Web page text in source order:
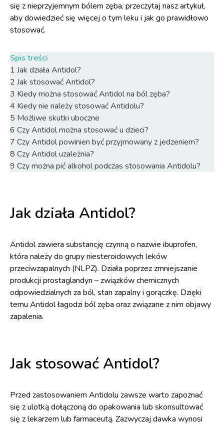
się z nieprzyjemnym bólem zęba, przeczytaj nasz artykuł,
aby dowiedzieć się więcej o tym leku i jak go prawidłowo
stosować.
Spis treści
1 Jak działa Antidol?
2 Jak stosować Antidol?
3 Kiedy można stosować Antidol na ból zęba?
4 Kiedy nie należy stosować Antidolu?
5 Możliwe skutki uboczne
6 Czy Antidol można stosować u dzieci?
7 Czy Antidol powinien być przyjmowany z jedzeniem?
8 Czy Antidol uzależnia?
9 Czy można pić alkohol podczas stosowania Antidolu?
Jak działa Antidol?
Antidol zawiera substancję czynną o nazwie ibuprofen,
która należy do grupy niesteroidowych leków
przeciwzapalnych (NLPZ). Działa poprzez zmniejszanie
produkcji prostaglandyn – związków chemicznych
odpowiedzialnych za ból, stan zapalny i gorączkę. Dzięki
temu Antidol łagodzi ból zęba oraz związane z nim objawy
zapalenia.
Jak stosować Antidol?
Przed zastosowaniem Antidolu zawsze warto zapoznać
się z ulotką dołączoną do opakowania lub skonsultować
się z lekarzem lub farmaceutą. Zazwyczaj dawka wynosi